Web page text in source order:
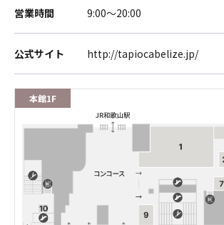
営業時間 9:00～20:00
公式サイト http://tapiocabelize.jp/
本館1F